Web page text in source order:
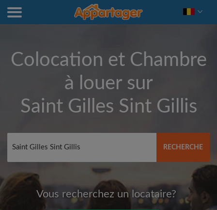
Colocation et Chambre
à louer sur
Saint Gilles Sint Gillis
RECHERCHE
Vous recherchez un locataire?